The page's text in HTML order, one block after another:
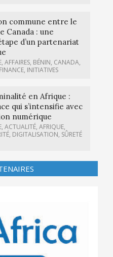
commune entre le
Canada : une
d’un partenariat
, AFFAIRES, BÉNIN, CANADA,
FINANCE, INITIATIVES
en Afrique :
qui s’intensifie avec
numérique
, ACTUALITÉ, AFRIQUE,
, DIGITALISATION, SÛRETÉ